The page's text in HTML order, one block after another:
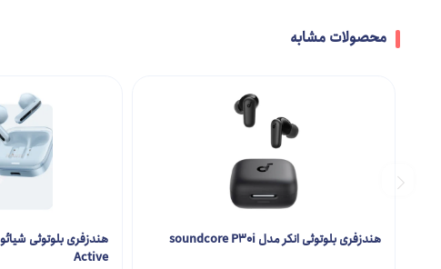
محصولات مشابه
هندزفری بلوتوثی انکر مدل soundcore P30i
Active